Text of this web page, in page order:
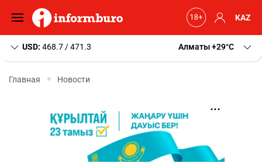
KAZ
USD: 468.7 / 471.3 Алматы+29 C
Главная Новости